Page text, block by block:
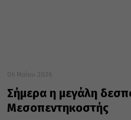
06 Μαΐου 2026
Σήμερα η μεγάλη
Μεσοπεντηκοστής